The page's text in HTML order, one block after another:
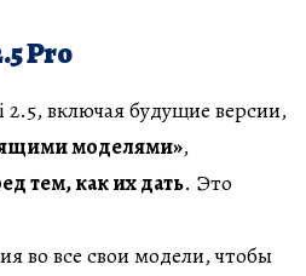
Pro
2.5, включая будущие версии,
моделями»,
тем, как их дать. Это
во все свои модели, чтобы